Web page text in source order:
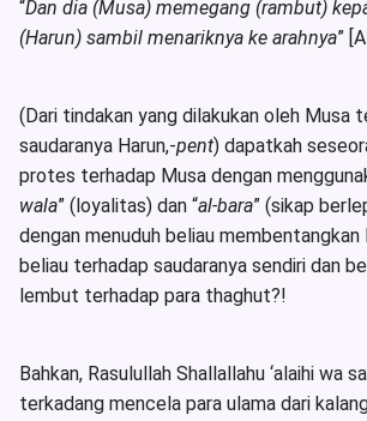
“Dan dia (Musa) memegang (rambut)
(Harun) sambil menariknya ke arahnya”
(Dari tindakan yang dilakukan oleh Musa
saudaranya Harun,-pent) dapatkah
protes terhadap Musa dengan
wala” (loyalitas) dan “al-bara” (sikap
dengan menuduh beliau membentangkan
beliau terhadap saudaranya sendiri dan
lembut terhadap para thaghut?!
Bahkan, Rasulullah Shallallahu ‘alaihi wa
terkadang mencela para ulama dari